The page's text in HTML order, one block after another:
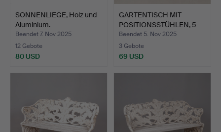
SONNENLIEGE, Holz und
Aluminium.
Beendet 7. Nov 2025
12 Gebote
80 USD
GARTENTISCH MIT
POSITIONSSTÜHLEN, 5
Stück,…
Beendet 5. Nov 2025
3 Gebote
69 USD